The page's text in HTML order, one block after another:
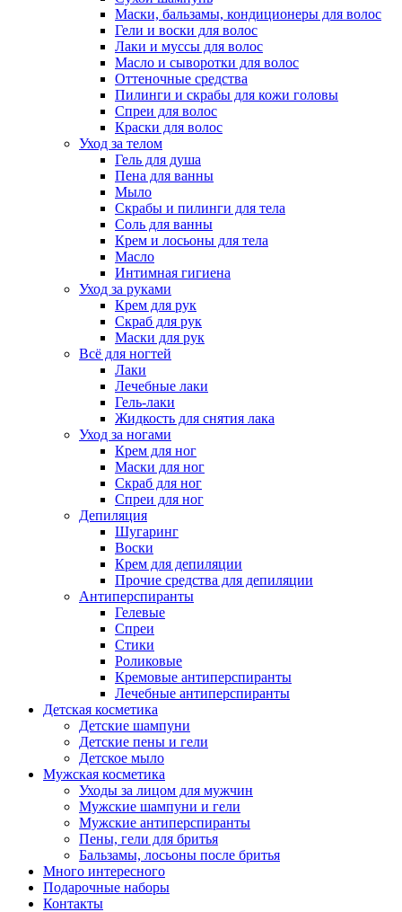
Маски, бальзамы, кондиционеры для волос
Гели и воски для волос
Лаки и муссы для волос
Масло и сыворотки для волос
Оттеночные средства
Пилинги и скрабы для кожи головы
Спреи для волос
Краски для волос
Уход за телом
Гель для душа
Пена для ванны
Мыло
Скрабы и пилинги для тела
Соль для ванны
Крем и лосьоны для тела
Масло
Интимная гигиена
Уход за руками
Крем для рук
Скраб для рук
Маски для рук
Всё для ногтей
Лаки
Лечебные лаки
Гель-лаки
Жидкость для снятия лака
Уход за ногами
Крем для ног
Маски для ног
Скраб для ног
Спреи для ног
Депиляция
Шугаринг
Воски
Крем для депиляции
Прочие средства для депиляции
Антиперспиранты
Гелевые
Спреи
Стики
Роликовые
Кремовые антиперспиранты
Лечебные антиперспиранты
Детская косметика
Детские шампуни
Детские пены и гели
Детское мыло
Мужская косметика
Уходы за лицом для мужчин
Мужские шампуни и гели
Мужские антиперспиранты
Пены, гели для бритья
Бальзамы, лосьоны после бритья
Много интересного
Подарочные наборы
Контакты